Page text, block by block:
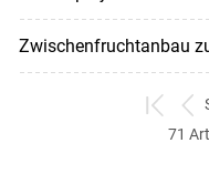
Zwischenfruchtanbau
zum
ersten
71